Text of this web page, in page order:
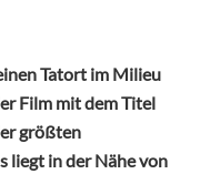
Tatort im Milieu
Film mit dem Titel
größten
liegt in der Nähe von